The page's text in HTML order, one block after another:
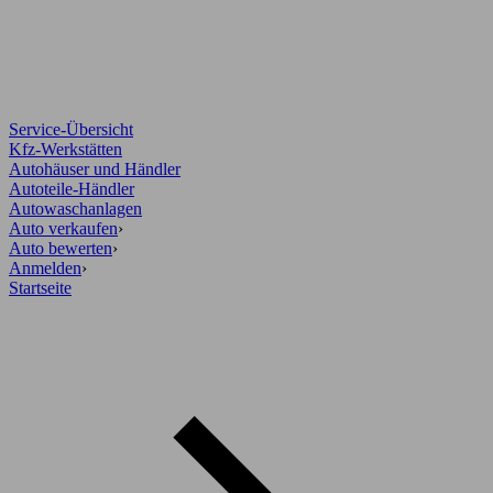
Service-Übersicht
Kfz-Werkstätten
Autohäuser und Händler
Autoteile-Händler
Autowaschanlagen
Auto verkaufen›
Auto bewerten›
Anmelden›
Startseite